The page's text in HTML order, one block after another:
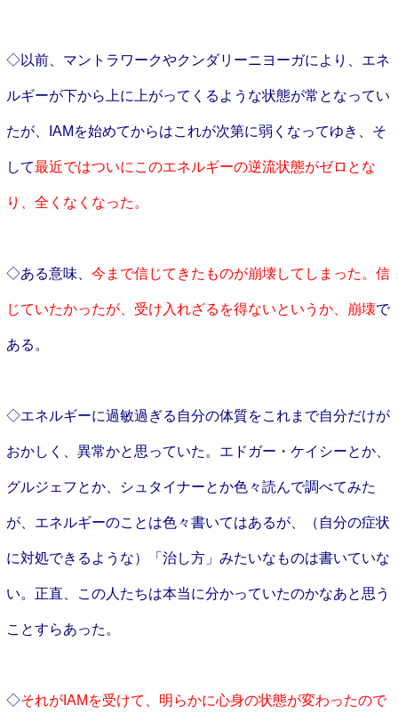
◇以前、マントラワークやクンダリーニヨーガにより、エネ
ルギーが下から上に上がってくるような状態が常となってい
たが、IAMを始めてからはこれが次第に弱くなってゆき、そ
して最近ではついにこのエネルギーの逆流状態がゼロとな
り、 全くなくなった。
◇ある意味、 今まで信じてきたものが崩壊してしまった。信
じていたかったが、受け入れざるを得ないというか、崩壊で
ある。
◇エネルギーに過敏過ぎる自分の体質をこれまで自分だけが
おかしく、異常かと思っていた。エドガー・ケイシーとか、
グルジェフとか、シュタイナーとか色々読んで調べてみた
が、エネルギーのことは色々書いてはあるが、（自分の症状
に対処できるような）「治し方」みたいなものは書いていな
い。正直、この人たちは本当に分かっていたのかなあと思う
ことすらあった。
◇それがIAMを受けて、明らかに心身の状態が変わったので